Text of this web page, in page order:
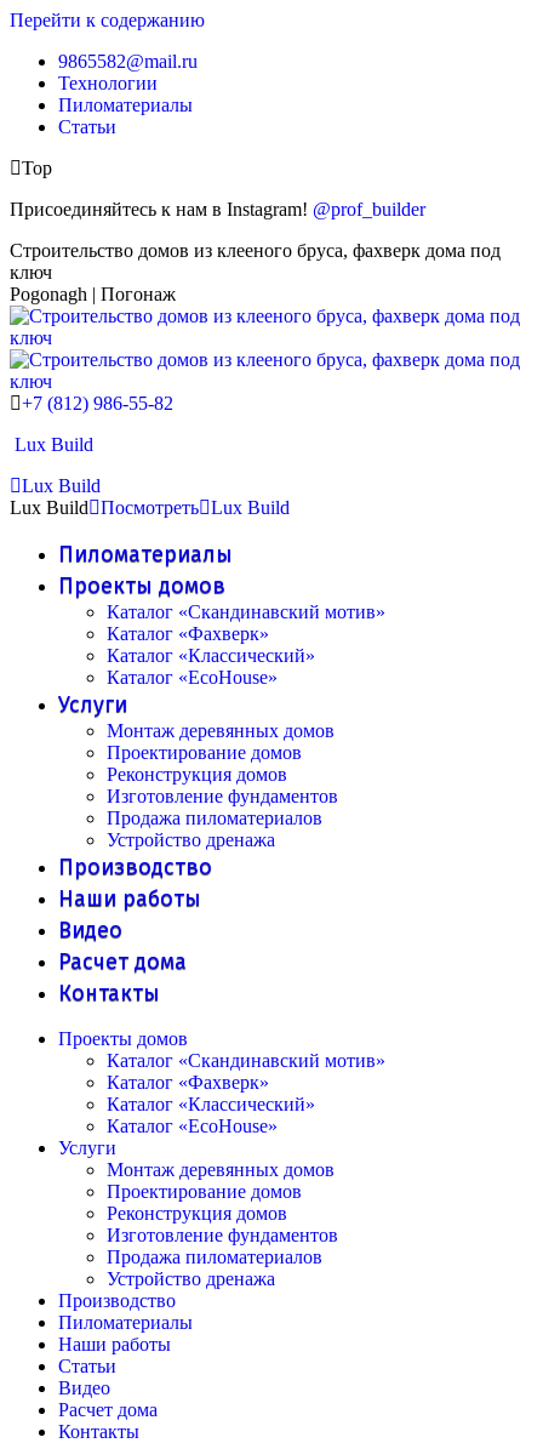
Перейти к содержанию
9865582@mail.ru
Технологии
Пиломатериалы
Статьи
Top
Присоединяйтесь к нам в Instagram! @prof_builder
Строительство домов из клееного бруса, фахверк дома под
ключ
Pogonagh | Погонаж
+7 (812) 986-55-82
Lux Build
Lux Build
Lux Build
Посмотреть Lux Build
Пиломатериалы
Проекты домов
Каталог «Скандинавский мотив»
Каталог «Фахверк»
Каталог «Классический»
Каталог «EcoHouse»
Услуги
Монтаж деревянных домов
Проектирование домов
Реконструкция домов
Изготовление фундаментов
Продажа пиломатериалов
Устройство дренажа
Производство
Наши работы
Видео
Расчет дома
Контакты
Проекты домов
Каталог «Скандинавский мотив»
Каталог «Фахверк»
Каталог «Классический»
Каталог «EcoHouse»
Услуги
Монтаж деревянных домов
Проектирование домов
Реконструкция домов
Изготовление фундаментов
Продажа пиломатериалов
Устройство дренажа
Производство
Пиломатериалы
Наши работы
Статьи
Видео
Расчет дома
Контакты